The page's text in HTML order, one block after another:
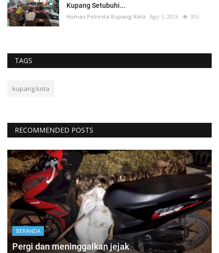
Kupang Setubuhi...
Humas Polresta Kupang Kota Agu 5, 2026 305
TAGS
kupang kota
RECOMMENDED POSTS
BERANDA
Pergi dan meninggalkan jejak